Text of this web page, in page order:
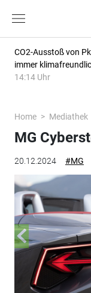
CO2-Ausstoß von
immer
14:14 Uhr
Home Mediathek
20.12.2024 #MG
MG